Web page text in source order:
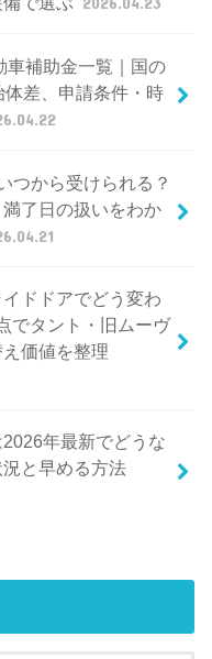
車補助金一覧｜国の
差、申請条件・時
つから受けられる？
了日の扱いをわか
ドドアでどう変わ
でタント・旧ムーヴ
価値を整理
年最新でどうな
と早める方法